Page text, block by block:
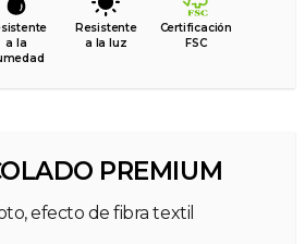
a la
Resistente
a la luz
Certificación
FSC
PREMIUM
efecto de fibra textil